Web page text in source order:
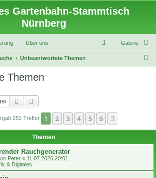
Gartenbahn-Stammtisch
Nürnberg
Galerie
Über uns
Unbeantwortete Themen
Themen
Suche
252 Treffer 1 2 3 4 5 6
Themen
Rauchgenerator
Peter « 11.07.2026 20:01
& Digitales